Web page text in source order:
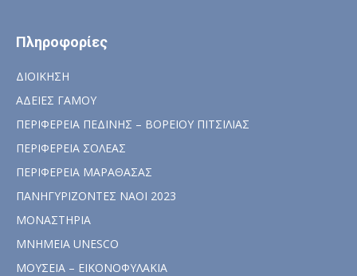
Πληροφορίες
ΔΙΟΙΚΗΣΗ
ΑΔΕΙΕΣ ΓΑΜΟΥ
ΠΕΡΙΦΕΡΕΙΑ ΠΕΔΙΝΗΣ – ΒΟΡΕΙΟΥ ΠΙΤΣΙΛΙΑΣ
ΠΕΡΙΦΕΡΕΙΑ ΣΟΛΕΑΣ
ΠΕΡΙΦΕΡΕΙΑ ΜΑΡΑΘΑΣΑΣ
ΠΑΝΗΓΥΡΙΖΟΝΤΕΣ ΝΑΟΙ 2023
ΜΟΝΑΣΤΗΡΙΑ
ΜΝΗΜΕΙΑ UNESCO
ΜΟΥΣΕΙΑ – ΕΙΚΟΝΟΦΥΛΑΚΙΑ